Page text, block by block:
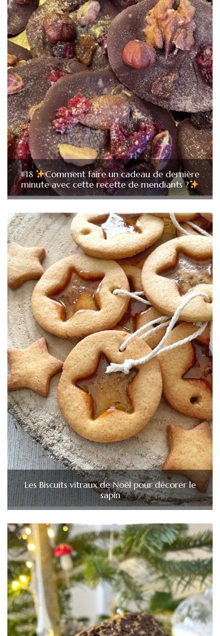
#18
Comment faire un cadeau de dernière
minute avec cette recette de mendiants ?
Les Biscuits vitraux de Noël pour décorer le
sapin